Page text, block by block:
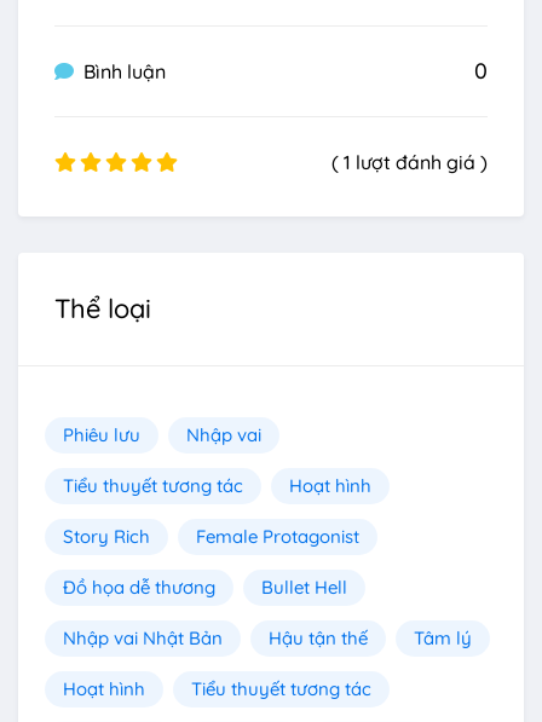
Bình luận 0
( 1 lượt đánh giá )
Thể loại
Phiêu lưu Nhập vai
Tiểu thuyết tương tác Hoạt hình
Story Rich Female Protagonist
Đồ họa dễ thương Bullet Hell
Nhập vai Nhật Bản Hậu tận thế Tâm lý
Hoạt hình Tiểu thuyết tương tác